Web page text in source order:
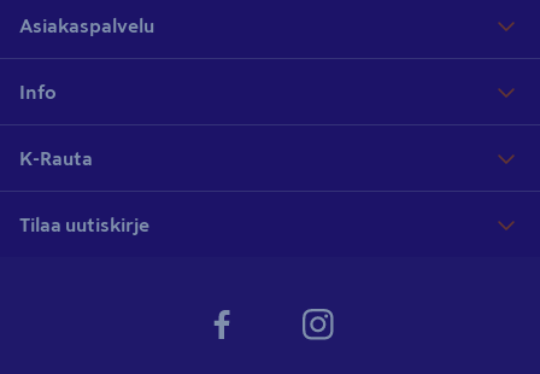
Asiakaspalvelu
Info
K-Rauta
Tilaa uutiskirje